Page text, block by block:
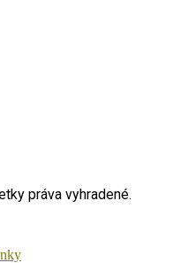
práva vyhradené.